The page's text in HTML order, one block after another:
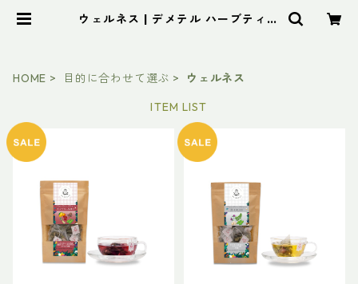
ウェルネス | デメテル ハーブティー
HOME 目的に合わせて選ぶ
ウェルネス
ITEM LIST